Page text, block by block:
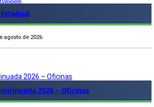
Estadual
agosto de 2026
2026 – Oficinas
2026 – Oficinas